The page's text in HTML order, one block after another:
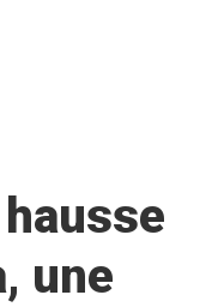
une